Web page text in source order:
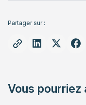
Partager sur :
Vous pourriez